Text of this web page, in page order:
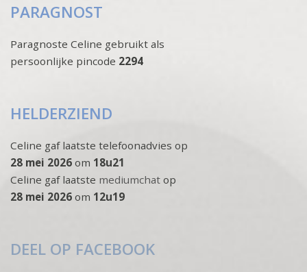
PARAGNOST
Paragnoste Celine gebruikt als
persoonlijke pincode 2294
HELDERZIEND
Celine gaf laatste telefoonadvies op
28 mei 2026 om 18u21
Celine gaf laatste mediumchat op
28 mei 2026 om 12u19
DEEL OP FACEBOOK